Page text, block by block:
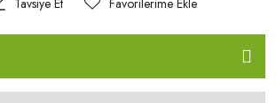
Tavsiye Et